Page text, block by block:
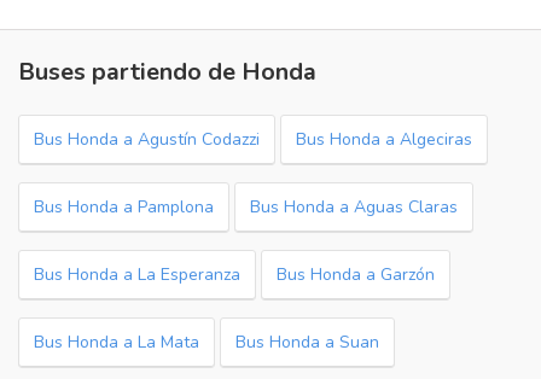
Buses partiendo de Honda
Bus Honda a Agustín Codazzi Bus Honda a Algeciras
Bus Honda a Pamplona Bus Honda a Aguas Claras
Bus Honda a La Esperanza Bus Honda a Garzón
Bus Honda a La Mata Bus Honda a Suan